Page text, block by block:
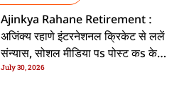
Ajinkya Rahane Retirement :
अजिंक्य रहाणे इंटरनेशनल क्रिकेट से ललें
संन्यास, सोशल मीडिया पs पोस्ट कs के
कइलें एलान
July 30, 2026